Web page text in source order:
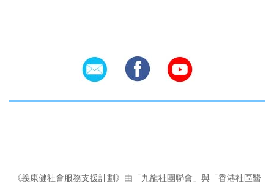
《義康健社會服務支援計劃》由「九龍社團聯會」與「香港社區醫